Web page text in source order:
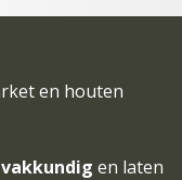
en houten
vakkundig en laten